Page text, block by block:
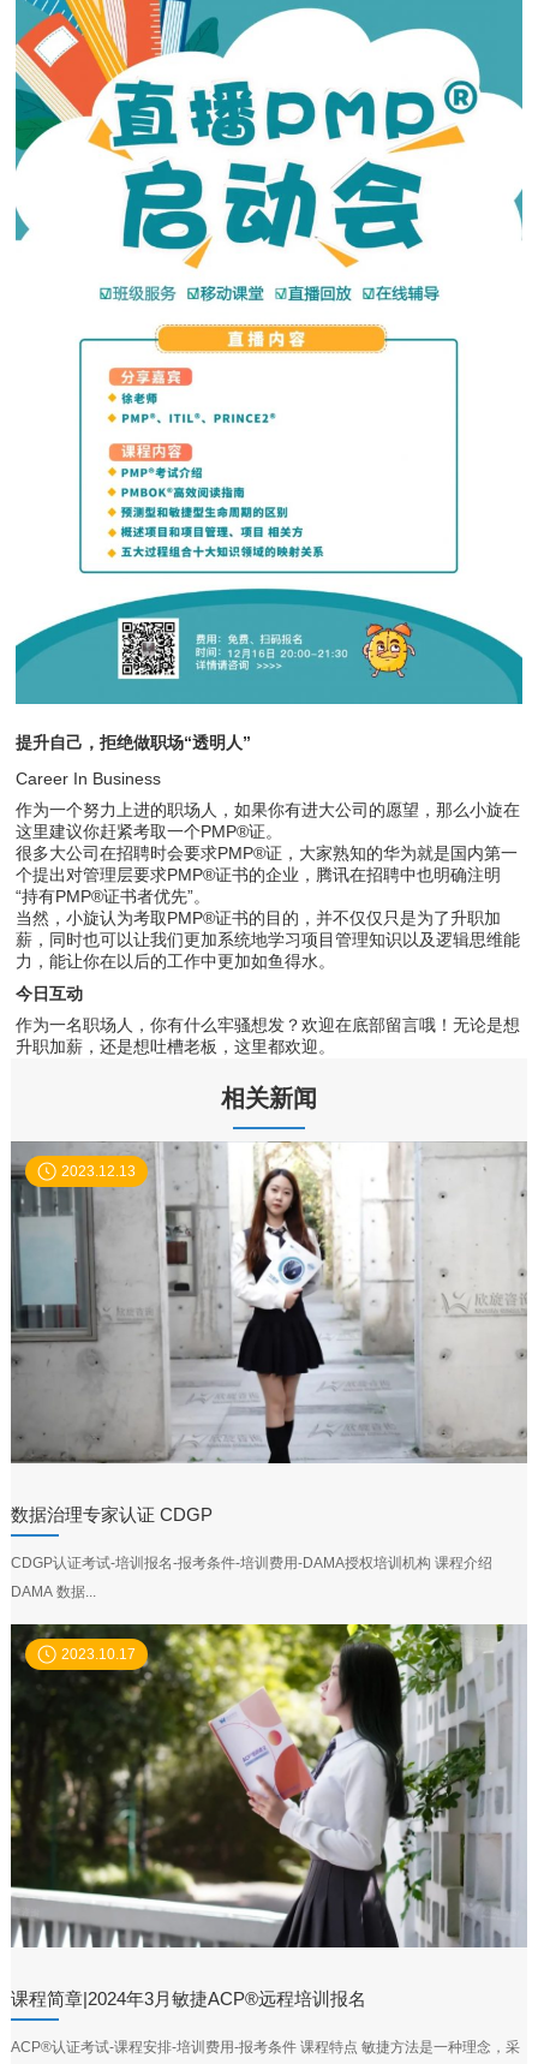
提升自己，拒绝做职场“透明人”
Career In Business
作为一个努力上进的职场人，如果你有进大公司的愿望，那么小旋在
这里建议你赶紧考取一个PMP®证。
很多大公司在招聘时会要求PMP®证，大家熟知的华为就是国内第一
个提出对管理层要求PMP®证书的企业，腾讯在招聘中也明确注明
“持有PMP®证书者优先”。
当然，小旋认为考取PMP®证书的目的，并不仅仅只是为了升职加
薪，同时也可以让我们更加系统地学习项目管理知识以及逻辑思维能
力，能让你在以后的工作中更加如鱼得水。
今日互动
作为一名职场人，你有什么牢骚想发？欢迎在底部留言哦！无论是想
升职加薪，还是想吐槽老板，这里都欢迎。
相关新闻
2023.12.13
数据治理专家认证 CDGP
CDGP认证考试-培训报名-报考条件-培训费用-DAMA授权培训机构 课程介绍
DAMA 数据...
2023.10.17
课程简章|2024年3月敏捷ACP®远程培训报名
ACP®认证考试-课程安排-培训费用-报考条件 课程特点 敏捷方法是一种理念，采